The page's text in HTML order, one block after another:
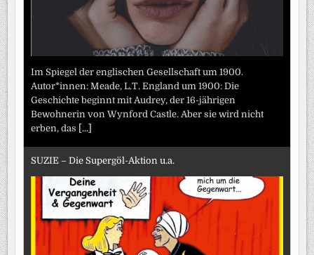
Im Spiegel der englischen Gesellschaft um 1900.
Autor*innen: Meade, L.T. England um 1900: Die
Geschichte beginnt mit Audrey, der 16-jährigen
Bewohnerin von Wynford Castle. Aber sie wird nicht
erben, das
[...]
SUZIE – Die Supergöl-Aktion u.a.